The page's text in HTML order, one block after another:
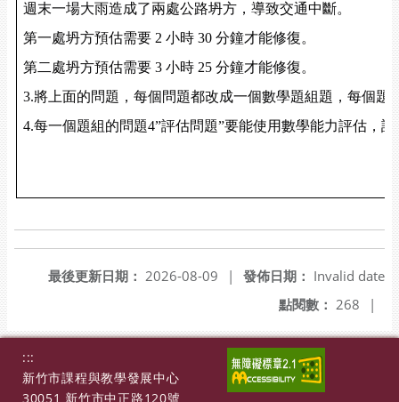
週末一場大雨造成了兩處公路坍方，導致交通中斷。
第一處坍方預估需要2 小時30 分鐘才能修復。
第二處坍方預估需要3 小時25 分鐘才能修復。
3.將上面的問題，每個問題都改成一個數學題組題，每個題
4.每一個題組的問題4”評估問題”要能使用數學能力評估，
發佈日期： Invalid date
最後更新日期： 2026-08-09
|
點閱數： 268 |
:::
新竹市課程與教學發展中心
30051 新竹市中正路120號